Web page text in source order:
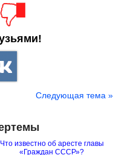
Следующая тема »